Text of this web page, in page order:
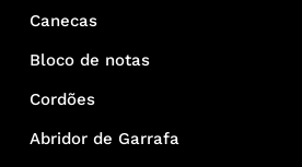
Canecas
Bloco de notas
Cordões
Abridor de Garrafa